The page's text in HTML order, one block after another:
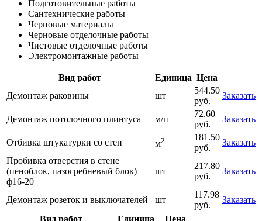
Подготовительные работы
Сантехнические работы
Черновые материалы
Черновые отделочные работы
Чистовые отделочные работы
Электромонтажные работы
Вид работ Единица Цена
Демонтаж раковины
шт
544.50
руб.
Заказать
Демонтаж потолочного плинтуса м/п
72.60
руб.
Заказать
Отбивка штукатурки со стен м2
181.50
руб.
Заказать
Пробивка отверстия в стене
(пеноблок, пазогребневый блок)
ф16-20
шт
217.80
руб.
Заказать
Демонтаж розеток и выключателей шт
117.98
руб.
Заказать
Вид работ
Единица
Цена